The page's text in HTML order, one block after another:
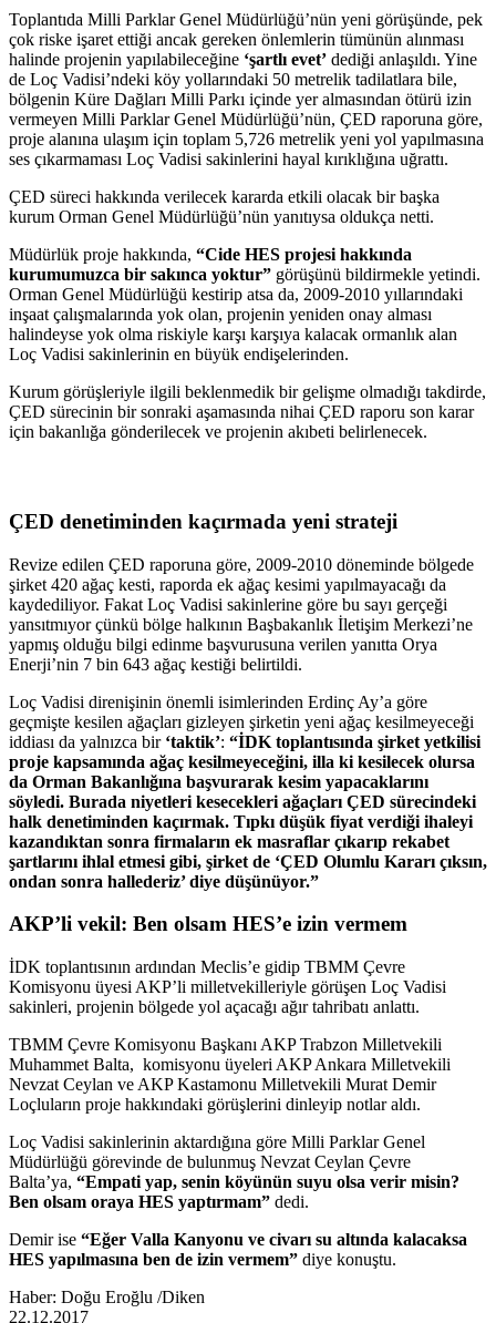
Toplantıda Milli Parklar Genel Müdürlüğü’nün yeni görüşünde, pek
çok riske işaret ettiği ancak gereken önlemlerin tümünün alınması
halinde projenin yapılabileceğine ‘şartlı evet’ dediği anlaşıldı. Yine
de Loç Vadisi’ndeki köy yollarındaki 50 metrelik tadilatlara bile,
bölgenin Küre Dağları Milli Parkı içinde yer almasından ötürü izin
vermeyen Milli Parklar Genel Müdürlüğü’nün, ÇED raporuna göre,
proje alanına ulaşım için toplam 5,726 metrelik yeni yol yapılmasına
ses çıkarmaması Loç Vadisi sakinlerini hayal kırıklığına uğrattı.
ÇED süreci hakkında verilecek kararda etkili olacak bir başka
kurum Orman Genel Müdürlüğü’nün yanıtıysa oldukça netti.
Müdürlük proje hakkında, “Cide HES projesi hakkında
kurumumuzca bir sakınca yoktur” görüşünü bildirmekle yetindi.
Orman Genel Müdürlüğü kestirip atsa da, 2009-2010 yıllarındaki
inşaat çalışmalarında yok olan, projenin yeniden onay alması
halindeyse yok olma riskiyle karşı karşıya kalacak ormanlık alan
Loç Vadisi sakinlerinin en büyük endişelerinden.
Kurum görüşleriyle ilgili beklenmedik bir gelişme olmadığı takdirde,
ÇED sürecinin bir sonraki aşamasında nihai ÇED raporu son karar
için bakanlığa gönderilecek ve projenin akıbeti belirlenecek.
ÇED denetiminden kaçırmada yeni strateji
Revize edilen ÇED raporuna göre, 2009-2010 döneminde bölgede
şirket 420 ağaç kesti, raporda ek ağaç kesimi yapılmayacağı da
kaydediliyor. Fakat Loç Vadisi sakinlerine göre bu sayı gerçeği
yansıtmıyor çünkü bölge halkının Başbakanlık İletişim Merkezi’ne
yapmış olduğu bilgi edinme başvurusuna verilen yanıtta Orya
Enerji’nin 7 bin 643 ağaç kestiği belirtildi.
Loç Vadisi direnişinin önemli isimlerinden Erdinç Ay’a göre
geçmişte kesilen ağaçları gizleyen şirketin yeni ağaç kesilmeyeceği
iddiası da yalnızca bir ‘taktik’: “İDK toplantısında şirket yetkilisi
proje kapsamında ağaç kesilmeyeceğini, illa ki kesilecek olursa
da Orman Bakanlığına başvurarak kesim yapacaklarını
söyledi. Burada niyetleri kesecekleri ağaçları ÇED sürecindeki
halk denetiminden kaçırmak. Tıpkı düşük fiyat verdiği ihaleyi
kazandıktan sonra firmaların ek masraflar çıkarıp rekabet
şartlarını ihlal etmesi gibi, şirket de ‘ÇED Olumlu Kararı çıksın,
ondan sonra hallederiz’ diye düşünüyor.”
AKP’li vekil: Ben olsam HES’e izin vermem
İDK toplantısının ardından Meclis’e gidip TBMM Çevre
Komisyonu üyesi AKP’li milletvekilleriyle görüşen Loç Vadisi
sakinleri, projenin bölgede yol açacağı ağır tahribatı anlattı.
TBMM Çevre Komisyonu Başkanı AKP Trabzon Milletvekili
Muhammet Balta, komisyonu üyeleri AKP Ankara Milletvekili
Nevzat Ceylan ve AKP Kastamonu Milletvekili Murat Demir
Loçluların proje hakkındaki görüşlerini dinleyip notlar aldı.
Loç Vadisi sakinlerinin aktardığına göre Milli Parklar Genel
Müdürlüğü görevinde de bulunmuş Nevzat Ceylan Çevre
Balta’ya, “Empati yap, senin köyünün suyu olsa verir misin?
Ben olsam oraya HES yaptırmam” dedi.
Demir ise “Eğer Valla Kanyonu ve civarı su altında kalacaksa
HES yapılmasına ben de izin vermem” diye konuştu.
Haber: Doğu Eroğlu /Diken
22.12.2017